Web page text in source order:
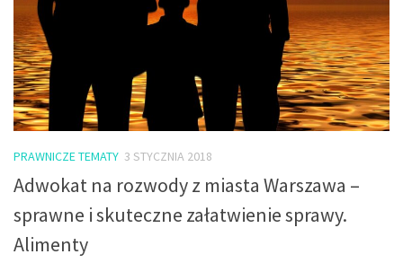
PRAWNICZE TEMATY 3 STYCZNIA 2018
Adwokat na rozwody z miasta Warszawa –
sprawne i skuteczne załatwienie sprawy.
Alimenty